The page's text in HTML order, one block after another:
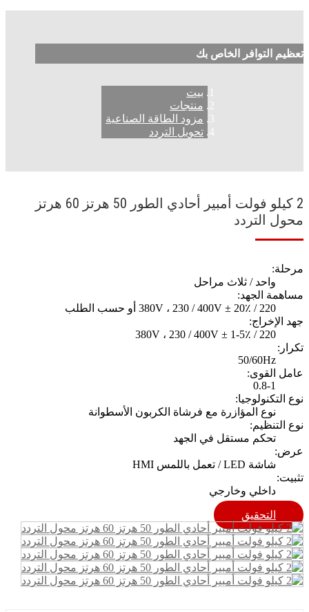
تعظيم التوافر الخاص بك
بيت
منتجات
مزود الطاقة الصناعية
تحويل التردد
2 كيلو فولت أمبير أحادي الطور 50 هرتز 60 هرتز
محول التردد
مرحلة:
واحد / ثلاث مراحل
مساهمة الجهد:
220 / 380V ، 230 / 400V ± 20٪ أو حسب الطلب
جهد الإخراج:
220 / 380V ، 230 / 400V ± 1-5٪
تكرار:
50/60Hz
عامل القوى:
0.8-1
نوع التكنولوجيا:
نوع المؤازرة مع فرشاة الكربون الأسطوانة
نوع التنظيم:
تحكم مستقل في الجهد
عرض:
شاشة LED / تعمل باللمس HMI
تثبيت:
داخلي وخارجي
التحقيق